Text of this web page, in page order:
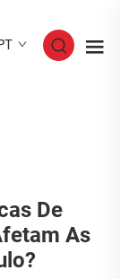
De
As